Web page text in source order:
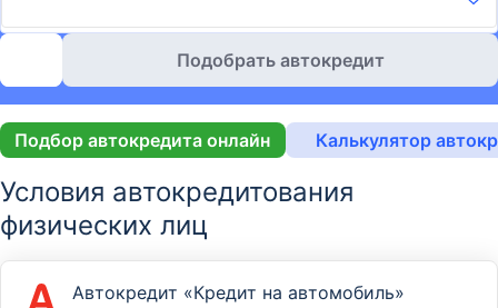
Подобрать автокредит
Подбор автокредита онлайн Калькулятор
Условия автокредитования
физических лиц
Автокредит «Кредит на автомобиль»